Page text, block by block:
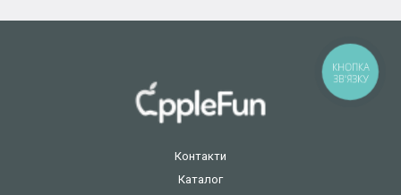
Контакти
Каталог
КНОПКА
ЗВ'ЯЗКУ